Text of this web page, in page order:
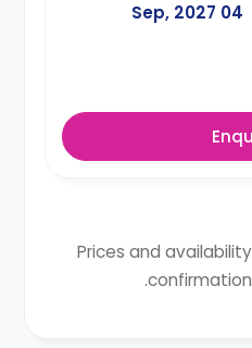
04 Sep, 2027
Prices and